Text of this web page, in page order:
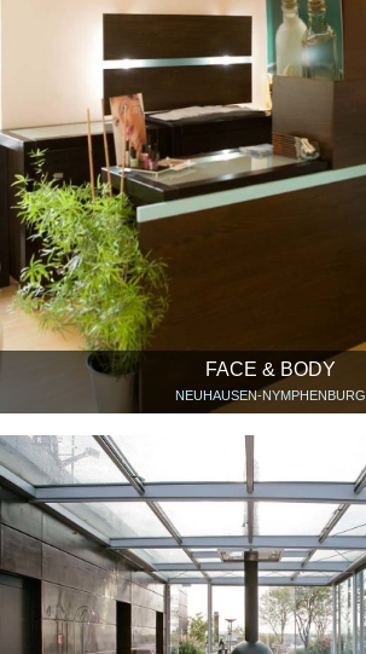
FACE & BODY
NEUHAUSEN-NYMPHENBURG